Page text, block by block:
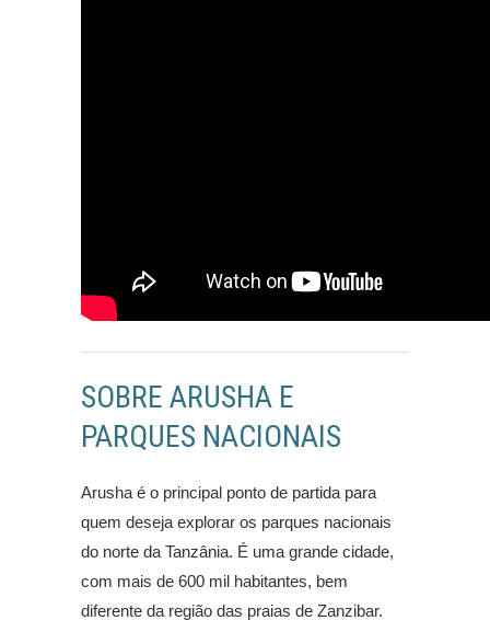
SOBRE ARUSHA E
PARQUES NACIONAIS
Arusha é o principal ponto de partida para
quem deseja explorar os parques nacionais
do norte da Tanzânia. É uma grande cidade,
com mais de 600 mil habitantes, bem
diferente da região das praias de Zanzibar.